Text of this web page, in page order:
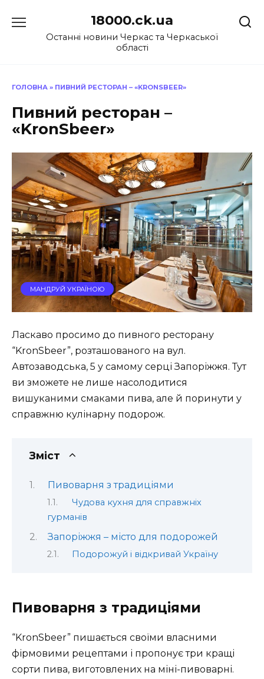
до
18000.ck.ua
Останні новини Черкас та Черкаської
області
ГОЛОВНА » ПИВНИЙ РЕСТОРАН – «KRONSBEER»
Пивний ресторан –
«KronSbeer»
МАНДРУЙ УКРАЇНОЮ
Ласкаво просимо до пивного ресторану
“KronSbeer”, розташованого на вул.
Автозаводська, 5 у самому серці Запоріжжя. Тут
ви зможете не лише насолодитися
вишуканими смаками пива, але й поринути у
справжню кулінарну подорож.
Зміст
Пивоварня з традиціями
Чудова кухня для справжніх
гурманів
Запоріжжя – місто для подорожей
Подорожуй і відкривай Україну
Пивоварня з традиціями
“KronSbeer” пишається своїми власними
фірмовими рецептами і пропонує три кращі
сорти пива, виготовлених на міні-пивоварні.